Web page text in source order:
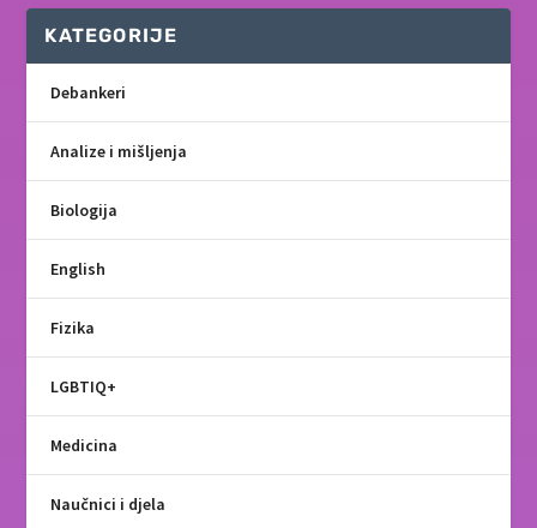
KATEGORIJE
Debankeri
Analize i mišljenja
Biologija
English
Fizika
LGBTIQ+
Medicina
Naučnici i djela